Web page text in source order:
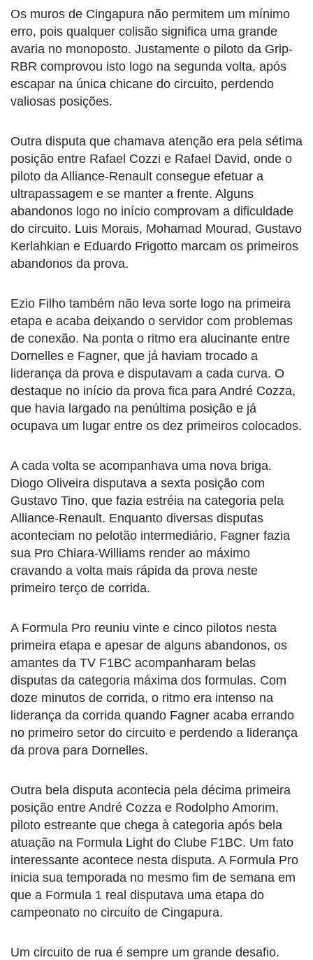
Os muros de Cingapura não permitem um mínimo
erro, pois qualquer colisão significa uma grande
avaria no monoposto. Justamente o piloto da Grip-
RBR comprovou isto logo na segunda volta, após
escapar na única chicane do circuito, perdendo
valiosas posições.
Outra disputa que chamava atenção era pela sétima
posição entre Rafael Cozzi e Rafael David, onde o
piloto da Alliance-Renault consegue efetuar a
ultrapassagem e se manter a frente. Alguns
abandonos logo no início comprovam a dificuldade
do circuito. Luis Morais, Mohamad Mourad, Gustavo
Kerlahkian e Eduardo Frigotto marcam os primeiros
abandonos da prova.
Ezio Filho também não leva sorte logo na primeira
etapa e acaba deixando o servidor com problemas
de conexão. Na ponta o ritmo era alucinante entre
Dornelles e Fagner, que já haviam trocado a
liderança da prova e disputavam a cada curva. O
destaque no início da prova fica para André Cozza,
que havia largado na penúltima posição e já
ocupava um lugar entre os dez primeiros colocados.
A cada volta se acompanhava uma nova briga.
Diogo Oliveira disputava a sexta posição com
Gustavo Tino, que fazia estréia na categoria pela
Alliance-Renault. Enquanto diversas disputas
aconteciam no pelotão intermediário, Fagner fazia
sua Pro Chiara-Williams render ao máximo
cravando a volta mais rápida da prova neste
primeiro terço de corrida.
A Formula Pro reuniu vinte e cinco pilotos nesta
primeira etapa e apesar de alguns abandonos, os
amantes da TV F1BC acompanharam belas
disputas da categoria máxima dos formulas. Com
doze minutos de corrida, o ritmo era intenso na
liderança da corrida quando Fagner acaba errando
no primeiro setor do circuito e perdendo a liderança
da prova para Dornelles.
Outra bela disputa acontecia pela décima primeira
posição entre André Cozza e Rodolpho Amorim,
piloto estreante que chega à categoria após bela
atuação na Formula Light do Clube F1BC. Um fato
interessante acontece nesta disputa. A Formula Pro
inicia sua temporada no mesmo fim de semana em
que a Formula 1 real disputava uma etapa do
campeonato no circuito de Cingapura.
Um circuito de rua é sempre um grande desafio.